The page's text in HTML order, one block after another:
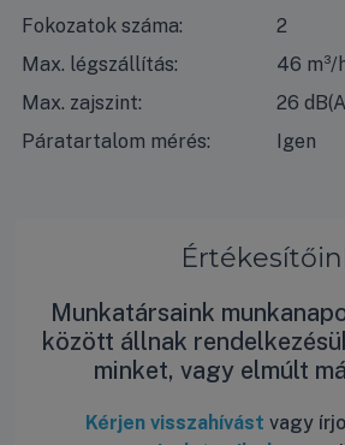
Fokozatok száma:
2
Max. légszállítás:
46 m³/
Max. zajszint:
26
Páratartalom mérés:
Igen
Munkatársaink
között állnak
minket, vagy elmúlt
Kérjen visszahívást vagy